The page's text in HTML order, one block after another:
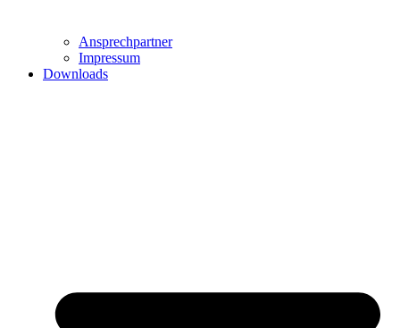
Ansprechpartner
Impressum
Downloads